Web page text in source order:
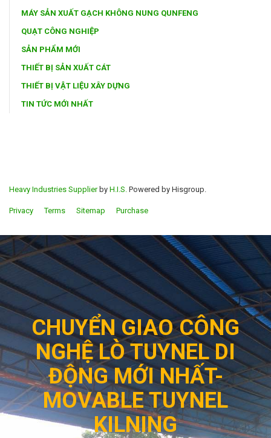
MÁY SẢN XUẤT GẠCH KHÔNG NUNG QUNFENG
QUẠT CÔNG NGHIỆP
SẢN PHẨM MỚI
THIẾT BỊ SẢN XUẤT CÁT
THIẾT BỊ VẬT LIỆU XÂY DỰNG
TIN TỨC MỚI NHẤT
Heavy Industries Supplierby H.I.S. Powered by Hisgroup.
Privacy Terms Sitemap Purchase
CHUYỂN GIAO CÔNG
NGHỆ LÒ TUYNEL DI
ĐỘNG MỚI NHẤT-
MOVABLE TUYNEL
KILNING